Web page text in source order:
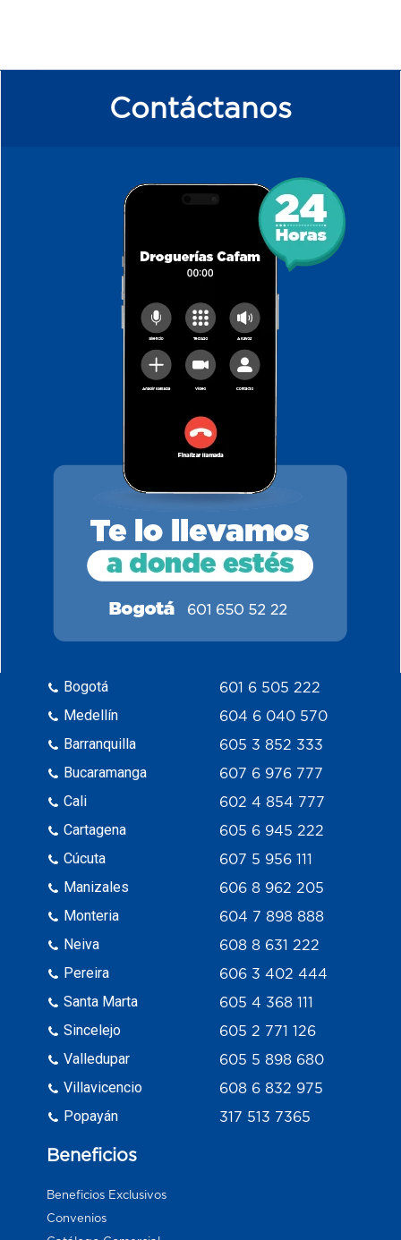
Contáctanos
Bogotá
Medellín
Barranquilla
Bucaramanga
Cali
Cartagena
Cúcuta
Manizales
Monteria
Neiva
Pereira
Santa Marta
Sincelejo
Valledupar
Villavicencio
Popayán
601 6 505 222
604 6 040 570
605 3 852 333
607 6 976 777
602 4 854 777
605 6 945 222
607 5 956 111
606 8 962 205
604 7 898 888
608 8 631 222
606 3 402 444
605 4 368 111
605 2 771 126
605 5 898 680
608 6 832 975
317 513 7365
Beneficios
Beneficios Exclusivos
Convenios